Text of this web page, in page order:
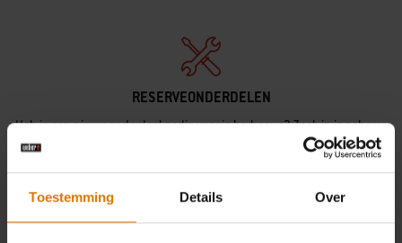
Toestemming Details Over
RESERVEONDERDELEN
Heb je een nieuw onderdeel nodig voor je barbecue? Zoek in je schema